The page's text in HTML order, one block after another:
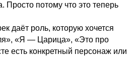
Просто потому что это теперь
даёт роль, которую хочется
«Я — Царица», «Это про
есть конкретный персонаж или